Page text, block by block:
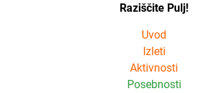
Raziščite Pulj!
Uvod
Izleti
Aktivnosti
Posebnosti